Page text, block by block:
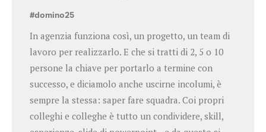
#domino25
In agenzia funziona così, un progetto, un team di
lavoro per realizzarlo. E che si tratti di 2, 5 o 10
persone la chiave per portarlo a termine con
successo, e diciamolo anche uscirne incolumi, è
sempre la stessa: saper fare squadra. Coi propri
colleghi e colleghe è tutto un condividere, skill,